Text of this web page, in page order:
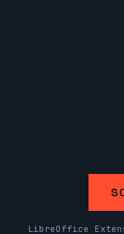
LibreOffice